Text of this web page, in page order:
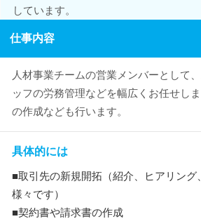
しています。
仕事内容
人材事業チームの営業メンバーとして
ッフの労務管理などを幅広くお任せし
の作成なども行います。
具体的には
■取引先の新規開拓（紹介、ヒアリング
様々です）
■契約書や請求書の作成